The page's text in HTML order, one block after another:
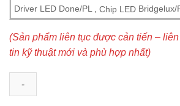
Driver LED Done/PL , Chip LED
(Sản phẩm liên tục được cản tiến –
tin kỹ thuật mới và phù hợp nhất)